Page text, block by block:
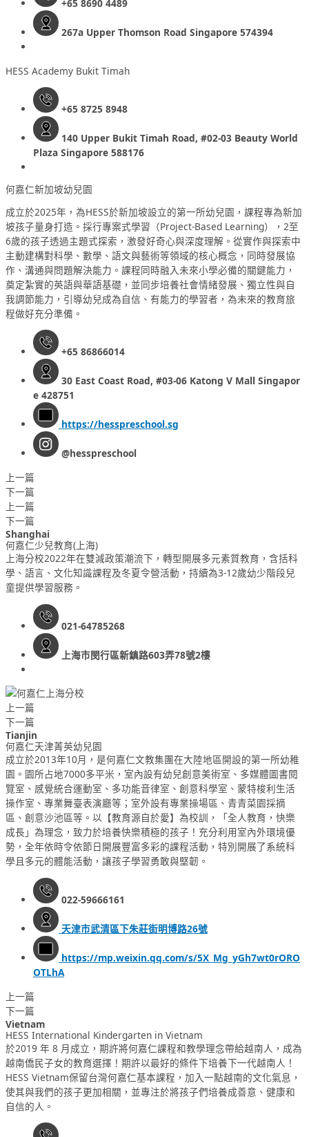
+65 8690 4489
267a Upper Thomson Road Singapore 574394
HESS Academy Bukit Timah
+65 8725 8948
140 Upper Bukit Timah Road, #02-03 Beauty World
Plaza Singapore 588176
何嘉仁新加坡幼兒園
成立於2025年，為HESS於新加坡設立的第一所幼兒園，課程專為新加
坡孩子量身打造。採行專案式學習（Project-Based Learning），2至
6歲的孩子透過主題式探索，激發好奇心與深度理解。從實作與探索中
主動建構對科學、數學、語文與藝術等領域的核心概念，同時發展協
作、溝通與問題解決能力。課程同時融入未來小學必備的關鍵能力，
奠定紮實的英語與華語基礎，並同步培養社會情緒發展、獨立性與自
我調節能力，引導幼兒成為自信、有能力的學習者，為未來的教育旅
程做好充分準備。
+65 86866014
30 East Coast Road, #03-06 Katong V Mall Singapor
e 428751
https://hesspreschool.sg
@hesspreschool
上一篇
下一篇
上一篇
下一篇
Shanghai
何嘉仁少兒教育(上海)
上海分校2022年在雙減政策潮流下，轉型開展多元素質教育，含括科
學、語言、文化知識課程及冬夏令營活動，持續為3-12歲幼少階段兒
童提供學習服務。
021-64785268
上海市閔行區新鎮路603弄78號2樓
上一篇
下一篇
Tianjin
何嘉仁天津菁英幼兒園
成立於2013年10月，是何嘉仁文教集團在大陸地區開設的第一所幼稚
園。園所占地7000多平米，室內設有幼兒創意美術室、多媒體圖書閱
覽室、感覺統合運動室、多功能音律室、創意科學室、蒙特梭利生活
操作室、專業舞臺表演廳等；室外設有專業操場區、青青菜園採摘
區、創意沙池區等。以【教育源自於愛】為校訓，「全人教育，快樂
成長」為理念，致力於培養快樂積極的孩子！充分利用室內外環境優
勢，全年依時令依節日開展豐富多彩的課程活動，特別開展了系統科
學且多元的體能活動，讓孩子學習勇敢與堅韌。
022-59666161
天津市武清區下朱莊街明博路26號
https://mp.weixin.qq.com/s/5X_Mg_yGh7wt0rORO
OTLhA
上一篇
下一篇
Vietnam
HESS International Kindergarten in Vietnam
於2019 年 8 月成立，期許將何嘉仁課程和教學理念帶給越南人，成為
越南僑民子女的教育選擇！期許以最好的條件下培養下一代越南人！
HESS Vietnam保留台灣何嘉仁基本課程，加入一點越南的文化氣息，
使其與我們的孩子更加相關，並專注於將孩子們培養成善意、健康和
自信的人。